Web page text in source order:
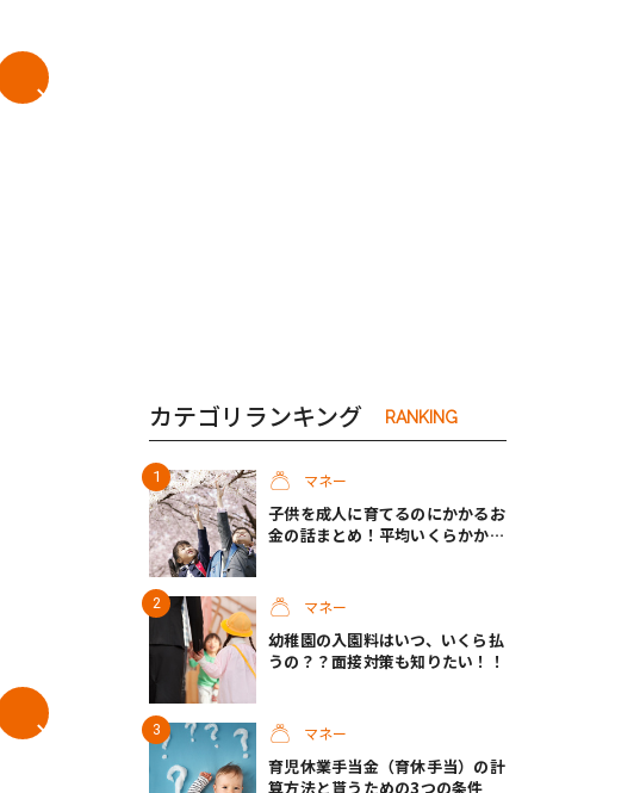
カテゴリランキング RANKING
マネー
子供を成人に育てるのにかかるお
金の話まとめ！平均いくらかか
マネー
幼稚園の入園料はいつ、いくら払
うの？？面接対策も知りたい！！
マネー
育児休業手当金（育休手当）の計
算方法と貰うための3つの条件